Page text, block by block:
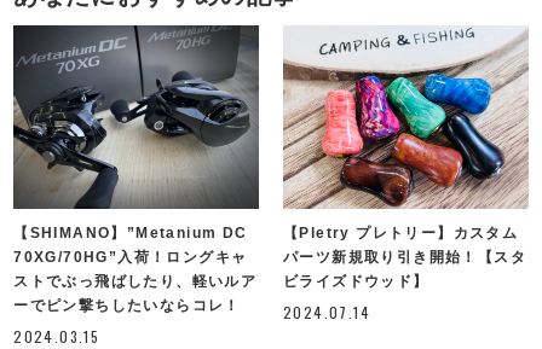
【SHIMANO】”Metanium DC
70XG/70HG”入荷！ロングキャ
ストでぶっ飛ばしたり、軽いルア
ーでピン撃ちしたいならコレ！
2024.03.15
【Pletry プレトリー】カスタム
パーツ新規取り引き開始！【スタ
ビライズドウッド】
2024.07.14